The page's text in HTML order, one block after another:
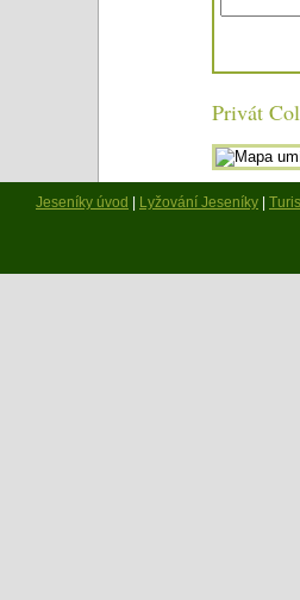
Privát
Jeseníky úvod Lyžování Jeseníky